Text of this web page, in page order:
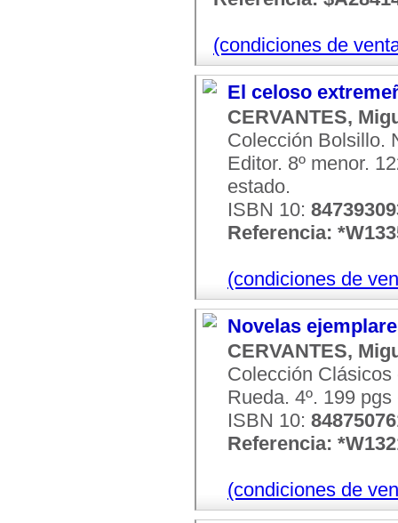
(condiciones de
El celoso
CERVANTES,
Colección Bolsillo.
Editor. 8º menor.
estado.
ISBN 10:
Referencia:
(condiciones de
Novelas
CERVANTES,
Colección
Rueda. 4º. 199
ISBN 10:
Referencia:
(condiciones de